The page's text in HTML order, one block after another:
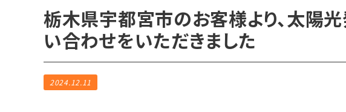
栃木県宇都宮市のお客様より、太陽
い合わせをいただきました
2024.12.11